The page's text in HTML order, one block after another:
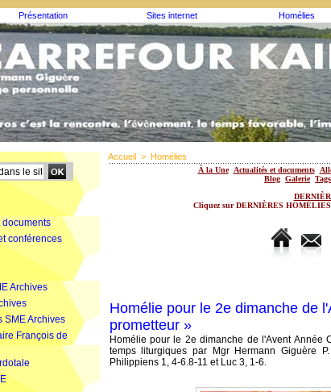
Présentation Sites internet Homélies
documents
conférences
Archives
SME Archives
François de
Accueil > Homélies
À la Une Actualités et documents
Blog Galerie Tags
Cliquez sur DERNIÈRES
Homélie pour le 2e dimanche de
prometteur »
Homélie pour le 2e dimanche de l'Avent
temps liturgiques par Mgr Hermann Giguère
Philippiens 1, 4-6.8-11 et Luc 3, 1-6.